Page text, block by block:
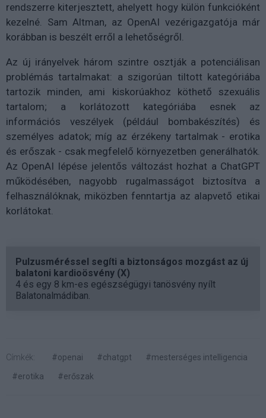
rendszerre kiterjesztett, ahelyett hogy külön funkcióként
kezelné. Sam Altman, az OpenAI vezérigazgatója már
korábban is beszélt erről a lehetőségről.
Az új irányelvek három szintre osztják a potenciálisan
problémás tartalmakat: a szigorúan tiltott kategóriába
tartozik minden, ami kiskorúakhoz köthető szexuális
tartalom; a korlátozott kategóriába esnek az
információs veszélyek (például bombakészítés) és
személyes adatok; míg az érzékeny tartalmak - erotika
és erőszak - csak megfelelő környezetben generálhatók.
Az OpenAI lépése jelentős változást hozhat a ChatGPT
működésében, nagyobb rugalmasságot biztosítva a
felhasználóknak, miközben fenntartja az alapvető etikai
korlátokat.
Pulzusméréssel segíti a biztonságos mozgást az új
balatoni kardioösvény (X)
4 és egy 8 km-es egészségügyi tanösvény nyílt
Balatonalmádiban.
Címkék: #openai #chatgpt
#mesterséges intelligencia
#erotika
#erőszak